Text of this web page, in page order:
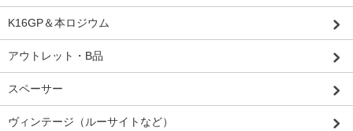
K16GP＆本ロジウム
アウトレット・B品
スペーサー
ヴィンテージ（ルーサイトなど）